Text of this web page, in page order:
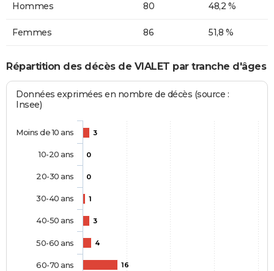
Hommes 80 48,2 %
Femmes 86 51,8 %
Répartition des décès de VIALET par tranche d'âges
Données exprimées en nombre de décès (source :
Insee)
3
0
0
1
3
4
16
Moins de 10 ans
10-20 ans
20-30 ans
30-40 ans
40-50 ans
50-60 ans
60-70 ans